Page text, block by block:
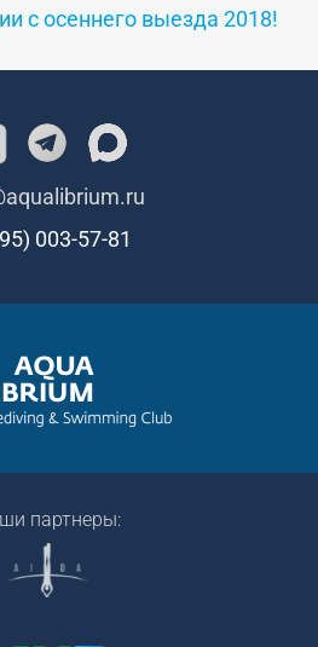
с осеннего выезда 2018!
003-57-81
партнеры: